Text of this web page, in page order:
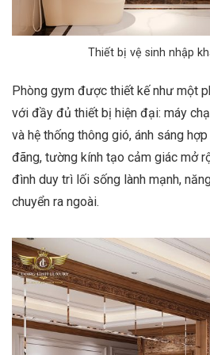
Thiết bị vệ sinh nhập
Phòng gym được thiết kế như một
với đầy đủ thiết bị hiện đại: máy
và hệ thống thông gió, ánh sáng
đãng, tường kính tạo cảm giác mở
đình duy trì lối sống lành mạnh,
chuyển ra ngoài.